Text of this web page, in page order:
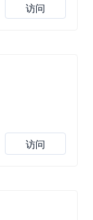
访问
访问